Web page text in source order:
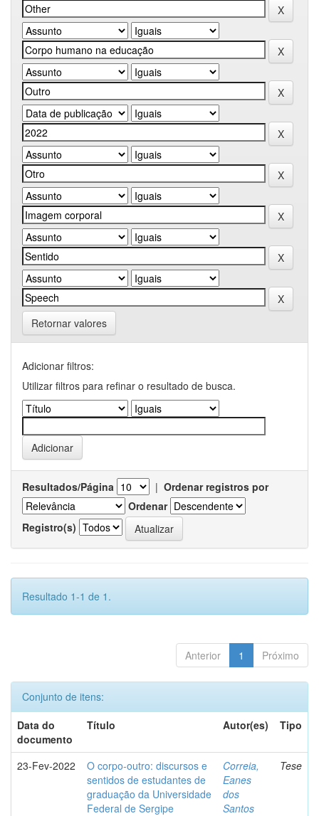
Retornar valores
Adicionar filtros:
Utilizar filtros para refinar o resultado de busca.
Resultados/Página | Ordenar registros por
Ordenar
Registro(s)
Resultado 1-1 de 1.
Anterior 1 Próximo
Conjunto de itens:
Data do
documento
Título Autor(es) Tipo
23-Fev-2022
O corpo-outro: discursos e
sentidos de estudantes de
graduação da Universidade
Federal de Sergipe
Correia,
Eanes
dos
Santos
Tese